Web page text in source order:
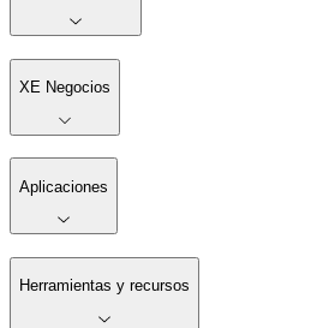
XE Negocios
Aplicaciones
Herramientas y recursos